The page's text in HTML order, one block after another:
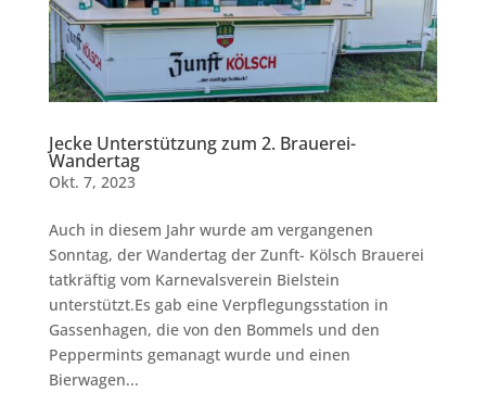
Jecke Unterstützung zum 2. Brauerei-
Wandertag
Okt. 7, 2023
Auch in diesem Jahr wurde am vergangenen
Sonntag, der Wandertag der Zunft- Kölsch Brauerei
tatkräftig vom Karnevalsverein Bielstein
unterstützt.Es gab eine Verpflegungsstation in
Gassenhagen, die von den Bommels und den
Peppermints gemanagt wurde und einen
Bierwagen...